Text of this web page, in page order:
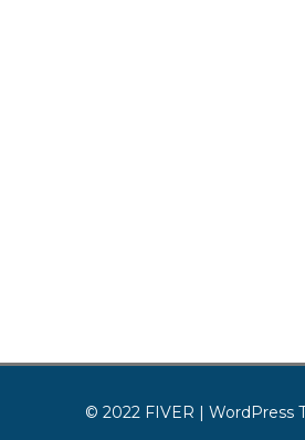
© 2022 FIVER | WordPress